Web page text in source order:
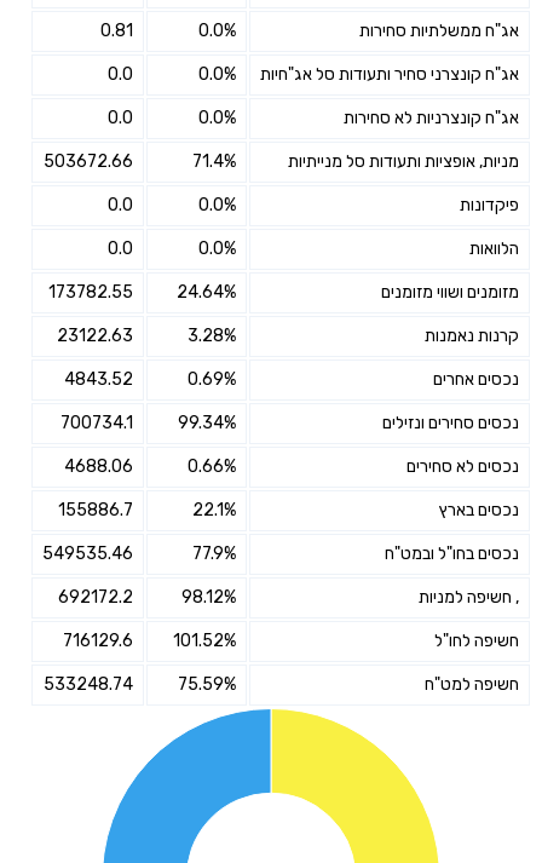
אג"ח ממשלתיות סחירות 0.0%
0.81
אג"ח קונצרני סחיר ותעודות סל אג"חיות 0.0%
0.0
אג"ח קונצרניות לא סחירות 0.0%
0.0
מניות, אופציות ותעודות סל מנייתיות 71.4%
503672.66
פיקדונות 0.0%
0.0
הלוואות 0.0%
0.0
מזומנים ושווי מזומנים 24.64%
173782.55
קרנות נאמנות 3.28%
23122.63
נכסים אחרים 0.69%
4843.52
נכסים סחירים ונזילים 99.34%
700734.1
נכסים לא סחירים 0.66%
4688.06
נכסים בארץ 22.1%
155886.7
נכסים בחו"ל ובמט"ח 77.9%
549535.46
, חשיפה למניות 98.12%
692172.2
חשיפה לחו"ל 101.52%
716129.6
חשיפה למט"ח 75.59%
533248.74